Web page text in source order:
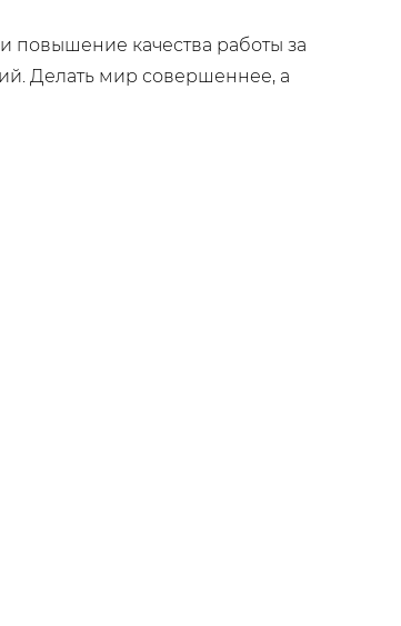
повышение качества работы за
Делать мир совершеннее, а